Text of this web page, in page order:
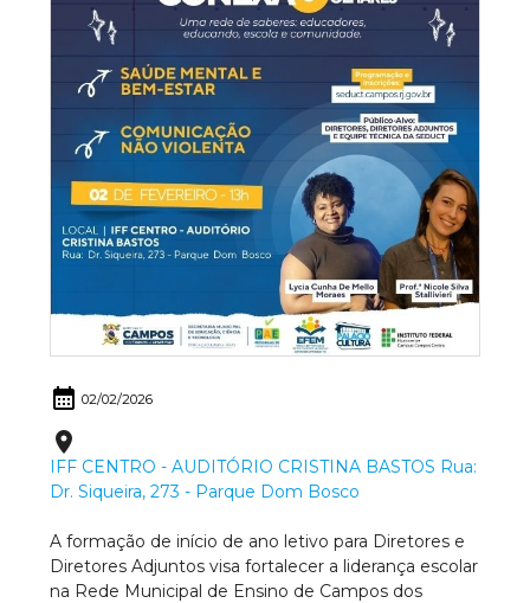
calendar_month 02/02/2026
place
IFF CENTRO - AUDITÓRIO CRISTINA BASTOS Rua:
Dr. Siqueira, 273 - Parque Dom Bosco
A formação de início de ano letivo para Diretores e
Diretores Adjuntos visa fortalecer a liderança escolar
na Rede Municipal de Ensino de Campos dos